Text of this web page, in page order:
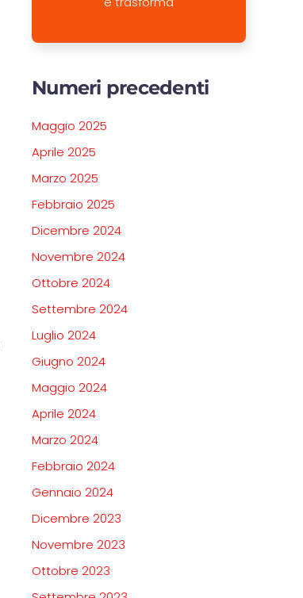
Numeri precedenti
Maggio 2025
Aprile 2025
Marzo 2025
Febbraio 2025
Dicembre 2024
Novembre 2024
Ottobre 2024
Settembre 2024
Luglio 2024
Giugno 2024
Maggio 2024
Aprile 2024
Marzo 2024
Febbraio 2024
Gennaio 2024
Dicembre 2023
Novembre 2023
Ottobre 2023